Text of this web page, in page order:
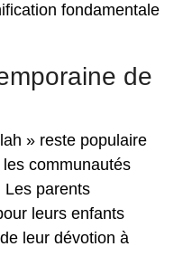
fondamentale
de
» reste populaire
communautés
Les parents
leurs enfants
leur dévotion à